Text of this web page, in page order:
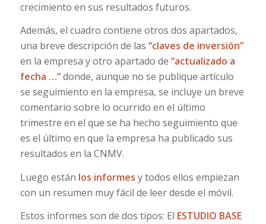
crecimiento en sus resultados futuros.
Además, el cuadro contiene otros dos apartados,
una breve descripción de las “claves de inversión”
en la empresa y otro apartado de “actualizado a
fecha …”donde, aunque no se publique artículo
se seguimiento en la empresa, se incluye un breve
comentario sobre lo ocurrido en el último
trimestre en el que se ha hecho seguimiento que
es el último en que la empresa ha publicado sus
resultados en la CNMV.
Luego están los informes y todos ellos empiezan
con un resumen muy fácil de leer desde el móvil.
Estos informes son de dos tipos: El ESTUDIO BASE